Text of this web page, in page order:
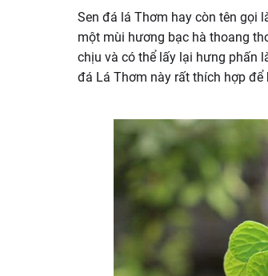
Sen đá lá Thơm hay còn tên gọi
một mùi hương bạc hà thoang
chịu và có thể lấy lại hưng phấn
đá Lá Thơm này rất thích hợp